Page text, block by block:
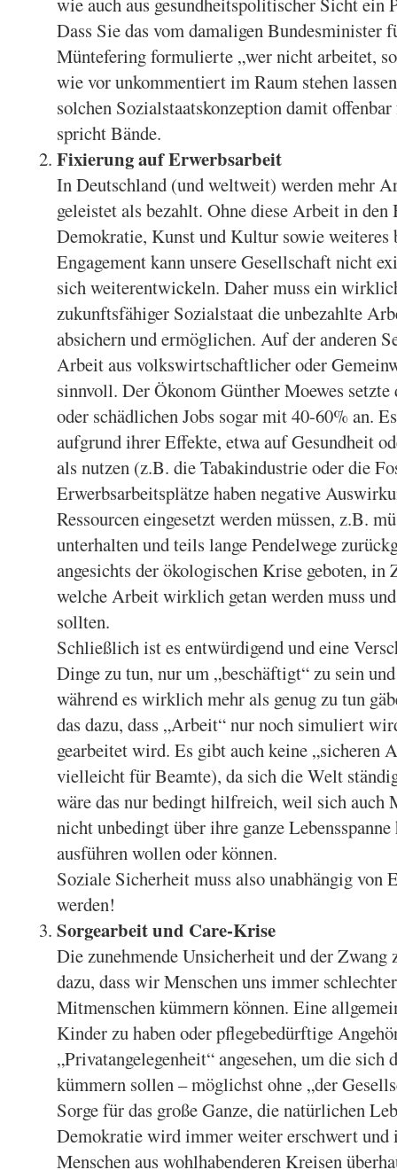
Dass Sie das vom damaligen Bundesminister
Müntefering formulierte „wer nicht arbeitet,
wie vor unkommentiert im Raum stehen
solchen Sozialstaatskonzeption damit
spricht Bände.
Fixierung auf Erwerbsarbeit
In Deutschland (und weltweit) werden mehr
geleistet als bezahlt. Ohne diese Arbeit in
Demokratie, Kunst und Kultur sowie weiteres
Engagement kann unsere Gesellschaft nicht
sich weiterentwickeln. Daher muss ein
zukunftsfähiger Sozialstaat die unbezahlte
absichern und ermöglichen. Auf der anderen
Arbeit aus volkswirtschaftlicher oder
sinnvoll. Der Ökonom Günther Moewes
oder schädlichen Jobs sogar mit 40-60% an.
aufgrund ihrer Effekte, etwa auf Gesundheit
als nutzen (z.B. die Tabakindustrie oder die
Erwerbsarbeitsplätze haben negative
Ressourcen eingesetzt werden müssen, z.B.
unterhalten und teils lange Pendelwege
angesichts der ökologischen Krise geboten, in
welche Arbeit wirklich getan werden muss
sollten.
Schließlich ist es entwürdigend und eine
Dinge zu tun, nur um „beschäftigt“ zu sein
während es wirklich mehr als genug zu tun
das dazu, dass „Arbeit“ nur noch simuliert
gearbeitet wird. Es gibt auch keine „sicheren
vielleicht für Beamte), da sich die Welt
wäre das nur bedingt hilfreich, weil sich auch
nicht unbedingt über ihre ganze
ausführen wollen oder können.
Soziale Sicherheit muss also unabhängig von
werden!
Sorgearbeit und Care-Krise
Die zunehmende Unsicherheit und der
dazu, dass wir Menschen uns immer
Mitmenschen kümmern können. Eine
Kinder zu haben oder pflegebedürftige
„Privatangelegenheit“ angesehen, um die sich
kümmern sollen – möglichst ohne „der
Sorge für das große Ganze, die natürlichen
Demokratie wird immer weiter erschwert und
Menschen aus wohlhabenderen Kreisen